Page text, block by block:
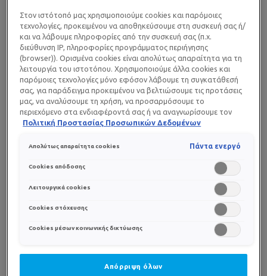
ΝΤΕΜΑΚΙΓΙΑΖ
Αφαιρεί το μακιγιάζ, ακόμα και το αδιάβροχο.
ΠΡΟΣΤΑΣΙΑ
Δεν διαταράσσει την ισορροπία του επιδερμιδικού
φραγμού.
ΚΑΤΑΠΡΑΫΝΣΗ
Καταπραΰνει το δέρμα.
ΕΦΑΡΜΟΓΗ
Στον ιστότοπό μας χρησιμοποιούμε cookies και παρόμοιες
τεχνολογίες, προκειμένου να αποθηκεύσουμε στη συσκευή σας ή/
και να λάβουμε πληροφορίες από την συσκευή σας (π.χ.
διεύθυνση IP, πληροφορίες προγράμματος περιήγησης
(browser)). Ορισμένα cookies είναι απολύτως απαραίτητα για τη
λειτουργία του ιστοτόπου. Χρησιμοποιούμε άλλα cookies και
παρόμοιες τεχνολογίες μόνο εφόσον λάβουμε τη συγκατάθεσή
σας, για παράδειγμα προκειμένου να βελτιώσουμε τις προτάσεις
μας, να αναλύσουμε τη χρήση, να προσαρμόσουμε το
περιεχόμενο στα ενδιαφέροντά σας ή να αναγνωρίσουμε τον
browser/ τη συσκευή σας για τη δημιουργία προφίλ με τα
περιεχόμενο σε άλλες διαδικτυακές προτάσεις. Μπορείτε να
όλων»), να τα απορρίψετε («Απόρριψη όλων») ή να ρυθμίσετε και
να αποθηκεύσετε τις επιλογές σας («Αποθήκευση επιλογών»).
Μπορείτε επίσης, ανά πάσα στιγμή, να ελέγξετε και να ρυθμίσετε
εκ νέου τις επιλογές σας (επιλέγοντας το link «Ρυθμίσεις για τα
cookies»). Περισσότερες πληροφορίες μπορείτε να βρείτε στην
Πολιτική Προστασίας Προσωπικών Δεδομένων
Απολύτως απαραίτητα cookies Πάντα ενεργό
Cookies απόδοσης
Λειτουργικά cookies
Cookies στόχευσης
Cookies μέσων κοινωνικής δικτύωσης
Απόρριψη όλων